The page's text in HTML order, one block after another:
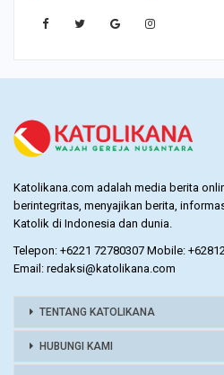
Katolikana.com adalah media berita
berintegritas, menyajikan berita,
Katolik di Indonesia dan dunia.
Telepon: +6221 72780307 Mobile:
Email: redaksi@katolikana.com
TENTANG KATOLIKANA
HUBUNGI KAMI